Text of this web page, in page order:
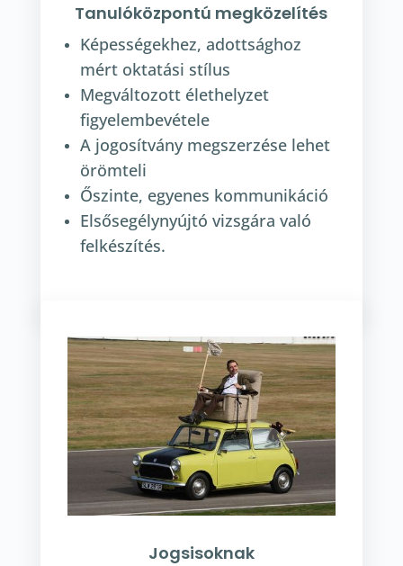
Tanulóközpontú megközelítés
Képességekhez, adottsághoz
mért oktatási stílus
Megváltozott élethelyzet
figyelembevétele
A jogosítvány megszerzése lehet
örömteli
Őszinte, egyenes kommunikáció
Elsősegélynyújtó vizsgára való
felkészítés.
Jogsisoknak